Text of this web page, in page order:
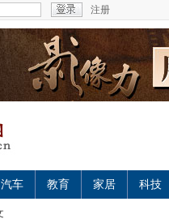
注册
汽车 教育 家居 科技